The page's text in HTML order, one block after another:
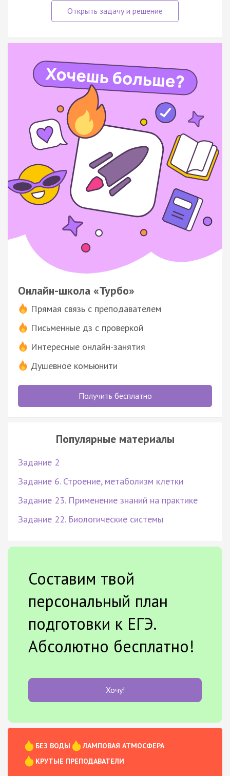
Онлайн-школа «Турбо»
Прямая связь с преподавателем
Письменные дз с проверкой
Интересные онлайн-занятия
Душевное комьюнити
Получить бесплатно
Популярные материалы
Задание 2
Задание 6. Строение, метаболизм клетки
Задание 23. Применение знаний на практике
Задание 22. Биологические системы
Составим твой
персональный план
подготовки к ЕГЭ.
Абсолютно бесплатно!
Хочу!
БЕЗ ВОДЫ
ЛАМПОВАЯ АТМОСФЕРА
КРУТЫЕ ПРЕПОДАВАТЕЛИ